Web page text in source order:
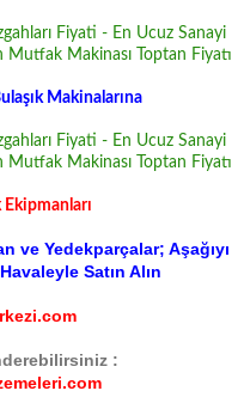
Makinalarına
ve Yedekparçalar; Aşağıyı
Satın Alın
: